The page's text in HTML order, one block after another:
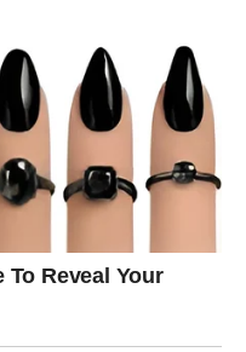
dan.
pokazuje da male
sreću.